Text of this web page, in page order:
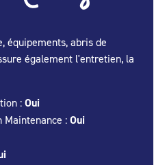
équipements, abris de
également l'entretien, la
: Oui
: Oui